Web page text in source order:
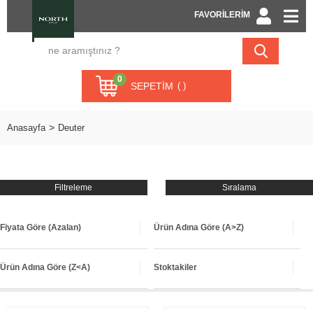
FAVORİLERİM
SEPETIM
0
Anasayfa Deuter
Filtreleme Sıralama
Fiyata Göre (Azalan) Ürün Adına Göre (A>Z)
Ürün Adına Göre (Z<A) Stoktakiler